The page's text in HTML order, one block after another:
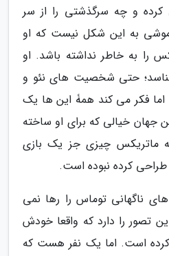
کرده و چه سرگذشتی را از سر
به این شکل نیست که او
را به خاطر نداشته باشد. او
حتی شخصیت های نئو و
فکر می کند همۀ این ها یک
جهان خیالی که برای او ساخته
که ماتریکس چیزی جز یک بازی
طراحی کرده نبوده است.
ناگهانی توماس را رها نمی
تصور را دارد که واقعا خودش
کرده است. اما یک نفر هست که